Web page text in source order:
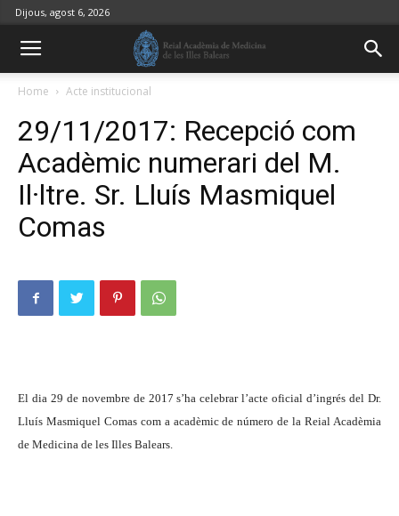
Dijous, agost 6, 2026
Home Acte institucional
29/11/2017: Recepció com
Acadèmic numerari del M.
Il·ltre. Sr. Lluís Masmiquel
Comas
El dia 29 de novembre de 2017 s’ha celebrar l’acte oficial d’ingrés del Dr.
Lluís Masmiquel Comas com a acadèmic de número de la Reial Acadèmia
de Medicina de les Illes Balears.